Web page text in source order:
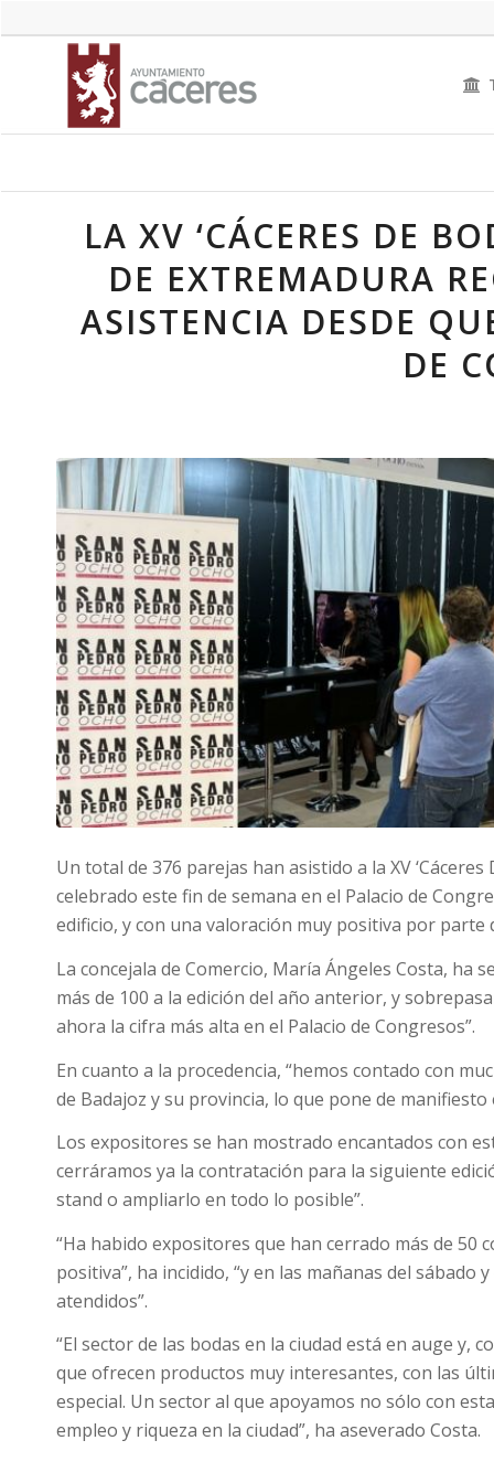
LA XV ‘CÁCERES DE
DE EXTREMADURA
ASISTENCIA DESDE
DE
Un total de 376 parejas han asistido a la XV
celebrado este fin de semana en el Palacio de
edificio, y con una valoración muy positiva por
La concejala de Comercio, María Ángeles Costa, ha
más de 100 a la edición del año anterior, y
ahora la cifra más alta en el Palacio de Congresos”.
En cuanto a la procedencia, “hemos contado con
de Badajoz y su provincia, lo que pone de
Los expositores se han mostrado encantados con
cerráramos ya la contratación para la siguiente
stand o ampliarlo en todo lo posible”.
“Ha habido expositores que han cerrado más de
positiva”, ha incidido, “y en las mañanas del
atendidos”.
“El sector de las bodas en la ciudad está en auge y,
que ofrecen productos muy interesantes, con las
especial. Un sector al que apoyamos no sólo con
empleo y riqueza en la ciudad”, ha aseverado Costa.